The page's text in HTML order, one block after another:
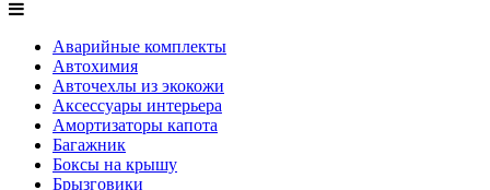
Аварийные комплекты
Автохимия
Авточехлы из экокожи
Аксессуары интерьера
Амортизаторы капота
Багажник
Боксы на крышу
Брызговики